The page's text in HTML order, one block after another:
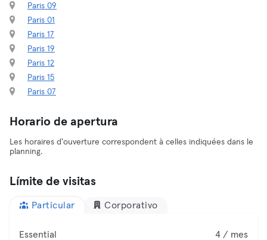
Paris 09
Paris 01
Paris 17
Paris 19
Paris 12
Paris 15
Paris 07
Horario de apertura
Les horaires d'ouverture correspondent à celles indiquées dans le
planning.
Límite de visitas
Particular Corporativo
Essential 4 / mes